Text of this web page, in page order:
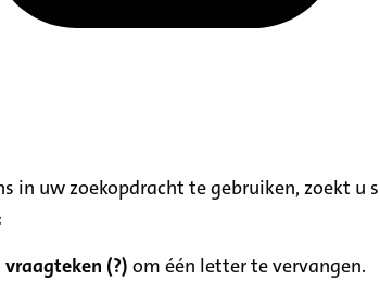
in uw zoekopdracht te gebruiken, zoekt u
vraagteken (?) om één letter te vervangen.